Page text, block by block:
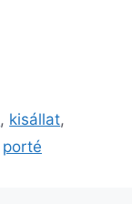
, kisállat,
porté